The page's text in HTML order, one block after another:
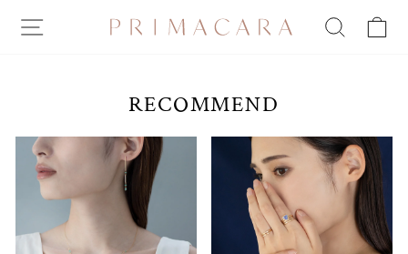
SITE NAVIGATION SEARCH
RECOMMEND